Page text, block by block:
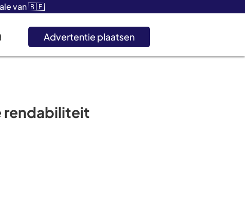
van 🇧🇪
Advertentie plaatsen
rendabiliteit